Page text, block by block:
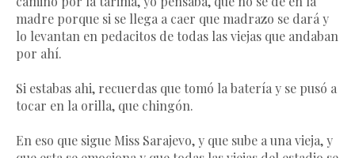
madre porque si se llega a caer que madrazo se dará y
lo levantan en pedacitos de todas las viejas que andaban
por ahí.
Si estabas ahi, recuerdas que tomó la batería y se pusó a
tocar en la orilla, que chingón.
En eso que sigue Miss Sarajevo, y que sube a una vieja, y